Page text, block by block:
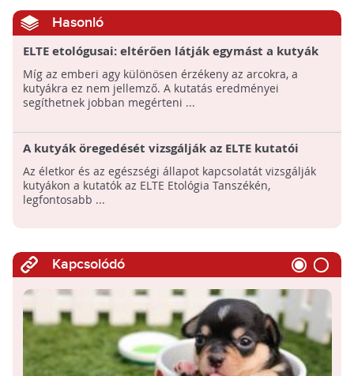
Hasonló
ELTE etológusai: eltérően látják egymást a kutyák
és az emberek
Míg az emberi agy különösen érzékeny az arcokra, a
kutyákra ez nem jellemző. A kutatás eredményei
segíthetnek jobban megérteni ...
A kutyák öregedését vizsgálják az ELTE kutatói
Az életkor és az egészségi állapot kapcsolatát vizsgálják
kutyákon a kutatók az ELTE Etológia Tanszékén,
legfontosabb ...
Kapcsolódó